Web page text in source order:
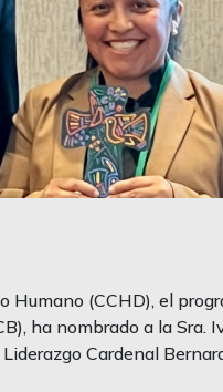
Humano (CCHD), el
ha nombrado a la Sra.
Cardenal